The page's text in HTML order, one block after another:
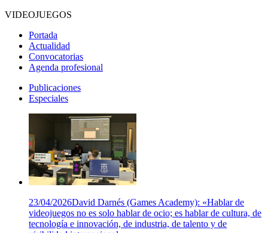
VIDEOJUEGOS
Portada
Actualidad
Convocatorias
Agenda profesional
Publicaciones
Especiales
23/04/2026David Darnés (Games Academy): «Hablar de
videojuegos no es solo hablar de ocio; es hablar de cultura, de
tecnología e innovación, de industria, de talento y de